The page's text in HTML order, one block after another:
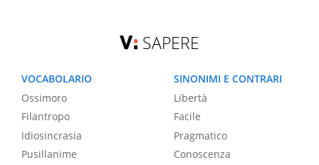
SAPERE
VOCABOLARIO
Ossimoro
Filantropo
Idiosincrasia
Pusillanime
SINONIMI E CONTRARI
Libertà
Facile
Pragmatico
Conoscenza